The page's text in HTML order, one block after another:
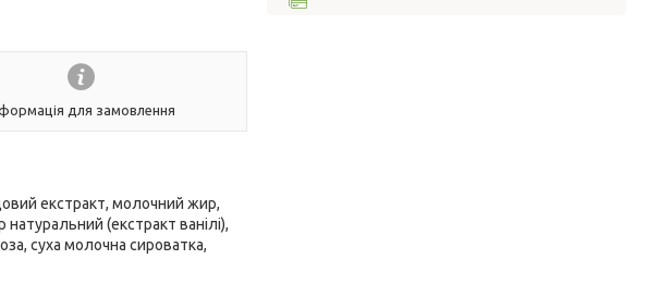
для замовлення
екстракт, молочний жир,
(екстракт ванілі),
суха молочна сироватка,